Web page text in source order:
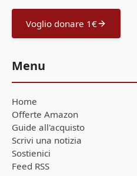
Voglio donare 1€
Menu
Home
Offerte Amazon
Guide all'acquisto
Scrivi una notizia
Sostienici
Feed RSS